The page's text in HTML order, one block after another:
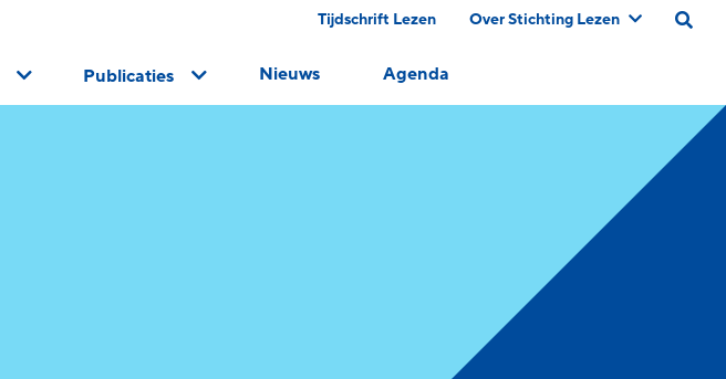
Tijdschrift Lezen Over Stichting Lezen
Publicaties Nieuws Agenda